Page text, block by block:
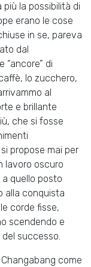
più la possibilità di
erano le cose
in se, pareva
dal
“ancore” di
lo zucchero,
al
e brillante
che si fosse
propose mai per
lavoro oscuro
quello posto
alla conquista
corde fisse,
scendendo e
successo.
come